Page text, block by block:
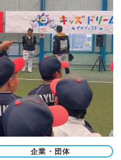
企業・団体